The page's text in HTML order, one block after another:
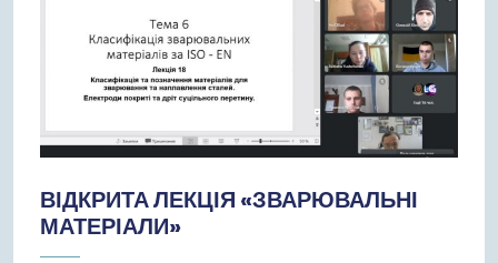
ВІДКРИТА ЛЕКЦІЯ «ЗВАРЮВАЛЬНІ
МАТЕРІАЛИ»